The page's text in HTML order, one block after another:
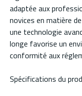
adaptée aux
novices en matière
une technologie
longe favorise un
conformité aux
Spécifications du